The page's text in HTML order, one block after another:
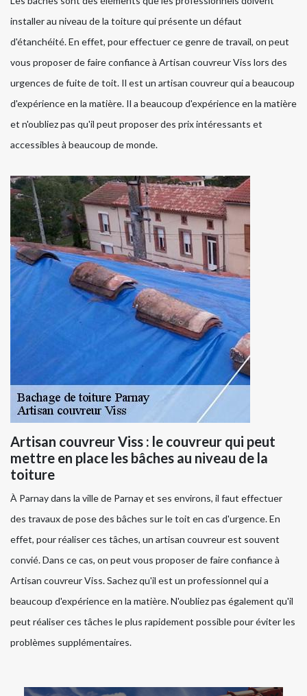
installer au niveau de la toiture qui présente un défaut
d'étanchéité. En effet, pour effectuer ce genre de travail, on peut
vous proposer de faire confiance à Artisan couvreur Viss lors des
urgences de fuite de toit. Il est un artisan couvreur qui a beaucoup
d'expérience en la matière. Il a beaucoup d'expérience en la matière
et n'oubliez pas qu'il peut proposer des prix intéressants et
accessibles à beaucoup de monde.
Artisan couvreur Viss : le couvreur qui peut
mettre en place les bâches au niveau de la
toiture
À Parnay dans la ville de Parnay et ses environs, il faut effectuer
des travaux de pose des bâches sur le toit en cas d'urgence. En
effet, pour réaliser ces tâches, un artisan couvreur est souvent
convié. Dans ce cas, on peut vous proposer de faire confiance à
Artisan couvreur Viss. Sachez qu'il est un professionnel qui a
beaucoup d'expérience en la matière. N'oubliez pas également qu'il
peut réaliser ces tâches le plus rapidement possible pour éviter les
problèmes supplémentaires.